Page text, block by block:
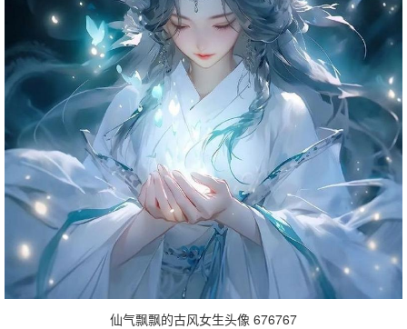
仙气飘飘的古风女生头像 676767